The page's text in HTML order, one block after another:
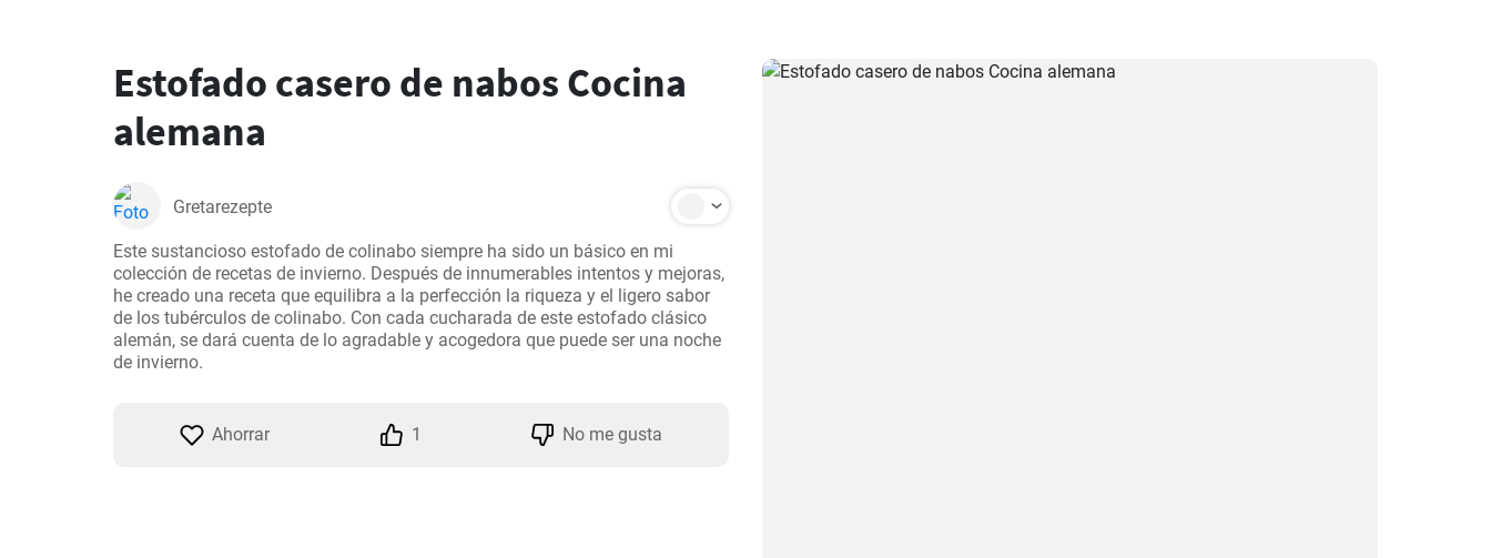
Estofado casero de nabos Cocina
alemana
Gretarezepte
Este sustancioso estofado de colinabo siempre ha sido un básico en mi
colección de recetas de invierno. Después de innumerables intentos y mejoras,
he creado una receta que equilibra a la perfección la riqueza y el ligero sabor
de los tubérculos de colinabo. Con cada cucharada de este estofado clásico
alemán, se dará cuenta de lo agradable y acogedora que puede ser una noche
de invierno.
Ahorrar 1 No me gusta